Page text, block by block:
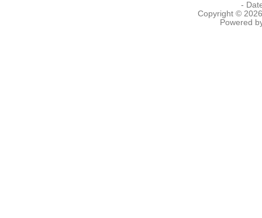
-
Copyright ©
Powered